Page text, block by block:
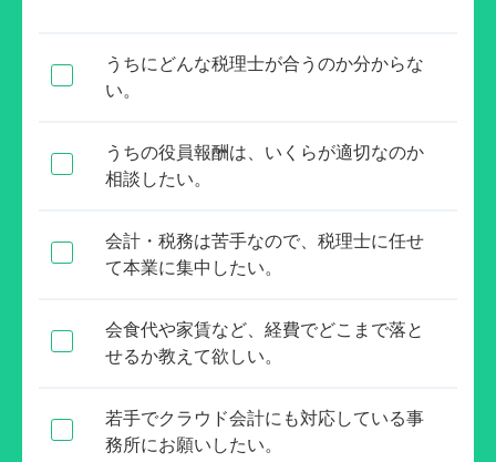
うちにどんな税理士が合うのか分からな
い。
うちの役員報酬は、いくらが適切なのか
相談したい。
会計・税務は苦手なので、税理士に任せ
て本業に集中したい。
会食代や家賃など、経費でどこまで落と
せるか教えて欲しい。
若手でクラウド会計にも対応している事
務所にお願いしたい。